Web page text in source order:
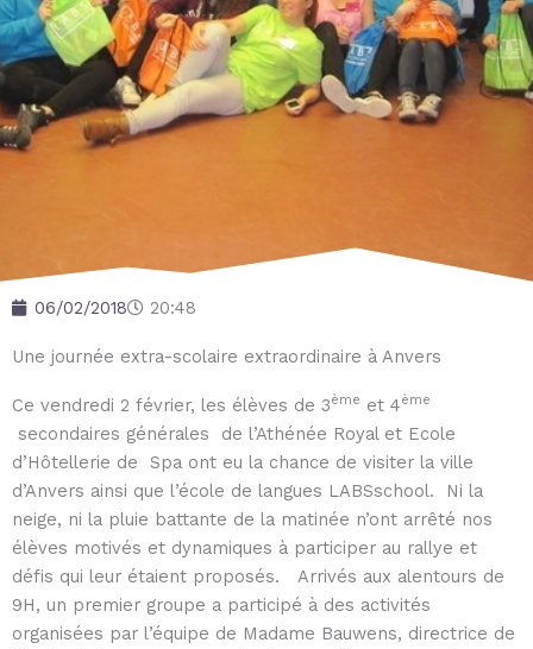
06/02/2018 20:48
Une journée extra-scolaire extraordinaire à Anvers
Ce vendredi 2 février, les élèves de 3ème et 4ème
secondaires générales de l’Athénée Royal et Ecole
d’Hôtellerie de Spa ont eu la chance de visiter la ville
d’Anvers ainsi que l’école de langues LABSschool. Ni la
neige, ni la pluie battante de la matinée n’ont arrêté nos
élèves motivés et dynamiques à participer au rallye et
défis qui leur étaient proposés. Arrivés aux alentours de
9H, un premier groupe a participé à des activités
organisées par l’équipe de Madame Bauwens, directrice de